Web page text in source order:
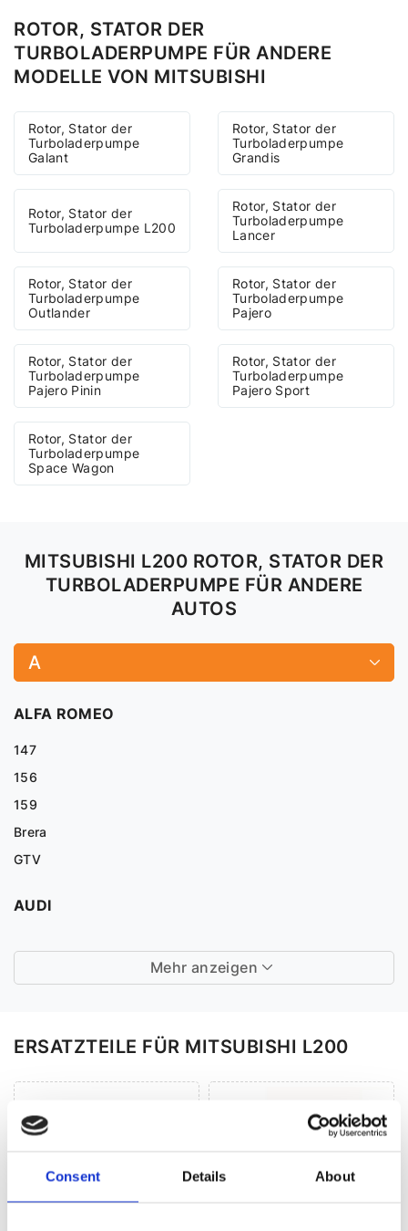
Consent Details About
ROTOR, STATOR DER
TURBOLADERPUMPE FÜR ANDERE
MODELLE VON MITSUBISHI
Rotor, Stator der
Turboladerpumpe
Galant
Rotor, Stator der
Turboladerpumpe
Grandis
Rotor, Stator der
Turboladerpumpe L200
Rotor, Stator der
Turboladerpumpe
Lancer
Rotor, Stator der
Turboladerpumpe
Outlander
Rotor, Stator der
Turboladerpumpe
Pajero
Rotor, Stator der
Turboladerpumpe
Pajero Pinin
Rotor, Stator der
Turboladerpumpe
Pajero Sport
Rotor, Stator der
Turboladerpumpe
Space Wagon
MITSUBISHI L200 ROTOR, STATOR DER
TURBOLADERPUMPE FÜR ANDERE
AUTOS
A
ALFA ROMEO
147
156
159
Brera
GTV
AUDI
Mehr anzeigen
ERSATZTEILE FÜR MITSUBISHI L200